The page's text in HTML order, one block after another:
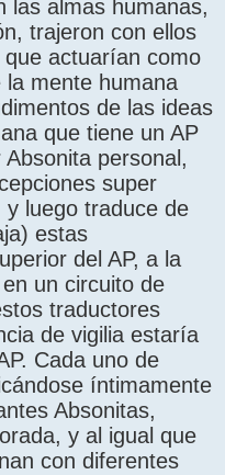
las almas humanas,
trajeron con ellos
actuarían como
la mente humana
de las ideas
que tiene un AP
personal,
super
y luego traduce de
estas
del AP, a la
un circuito de
traductores
de vigilia estaría
Cada uno de
íntimamente
Absonitas,
y al igual que
con diferentes